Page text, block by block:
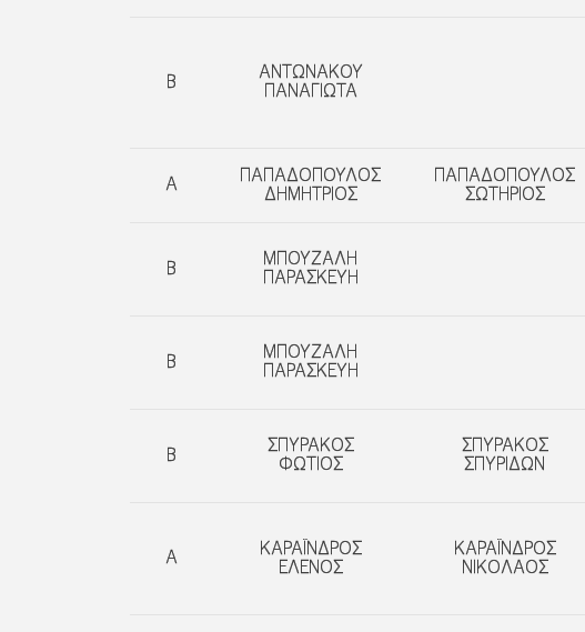
Β
ΑΝΤΩΝΑΚΟΥ
ΠΑΝΑΓΙΩΤΑ
A
ΠΑΠΑΔΟΠΟΥΛΟΣ
ΔΗΜΗΤΡΙΟΣ
ΠΑΠΑΔΟΠΟΥΛΟΣ
ΣΩΤΗΡΙΟΣ
B
ΜΠΟΥΖΑΛΗ
ΠΑΡΑΣΚΕΥΗ
B
ΜΠΟΥΖΑΛΗ
ΠΑΡΑΣΚΕΥΗ
Β
ΣΠΥΡΑΚΟΣ
ΦΩΤΙΟΣ
ΣΠΥΡΑΚΟΣ
ΣΠΥΡΙΔΩΝ
A
ΚΑΡΑΪΝΔΡΟΣ
ΕΛΕΝΟΣ
ΚΑΡΑΪΝΔΡΟΣ
ΝΙΚΟΛΑΟΣ